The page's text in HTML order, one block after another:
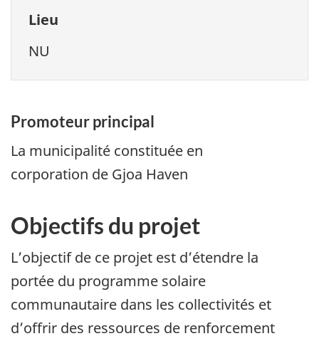
Lieu
NU
Promoteur principal
La municipalité constituée en
corporation de Gjoa Haven
Objectifs du projet
L’objectif de ce projet est d’étendre la
portée du programme solaire
communautaire dans les collectivités et
d’offrir des ressources de renforcement